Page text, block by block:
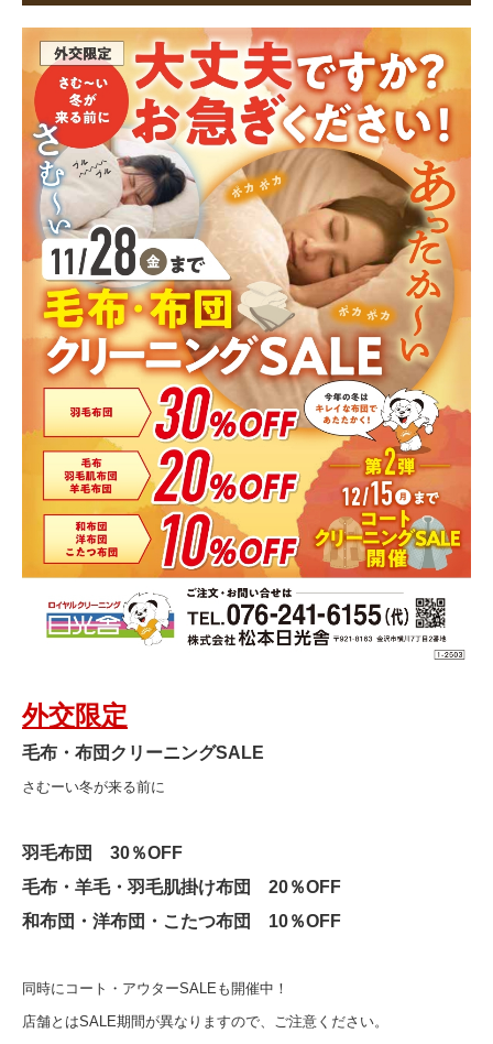
外交限定
毛布・布団クリーニングSALE
さむーい冬が来る前に
羽毛布団 30％OFF
毛布・羊毛・羽毛肌掛け布団 20％OFF
和布団・洋布団・こたつ布団 10％OFF
同時にコート・アウターSALEも開催中！
店舗とはSALE期間が異なりますので、ご注意ください。